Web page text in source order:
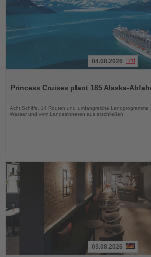
die
04.08.2026
Princess Cruises plant 185 Alaska-
Acht Schiffe, 14 Routen und umfangreiche Landprogramme
Wasser und vom Landesinneren aus erschließen
03.08.2026